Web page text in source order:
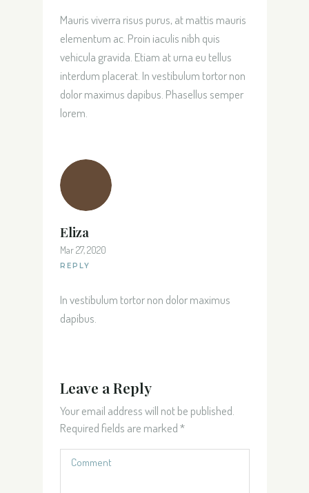
Mauris viverra risus purus, at mattis mauris
elementum ac. Proin iaculis nibh quis
vehicula gravida. Etiam at urna eu tellus
interdum placerat. In vestibulum tortor non
dolor maximus dapibus. Phasellus semper
lorem.
Eliza
Mar 27, 2020
REPLY
In vestibulum tortor non dolor maximus
dapibus.
Leave a Reply
Your email address will not be published.
Required fields are marked*